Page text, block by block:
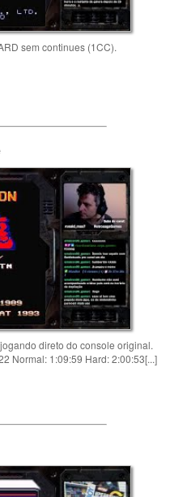
sem continues (1CC).
direto do console original.
Normal: 1:09:59 Hard: 2:00:53[...]